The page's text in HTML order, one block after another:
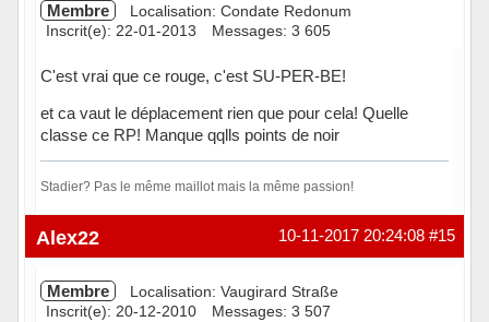
Membre
Localisation: Condate Redonum
Inscrit(e): 22-01-2013
Messages: 3 605
C'est vrai que ce rouge, c'est SU-PER-BE!
et ca vaut le déplacement rien que pour cela! Quelle
classe ce RP! Manque qqlls points de noir
Stadier? Pas le même maillot mais la même passion!
Hors ligne #15
10-11-2017 20:24:08
Alex22
Membre
Localisation: Vaugirard Straße
Inscrit(e): 20-12-2010
Messages: 3 507